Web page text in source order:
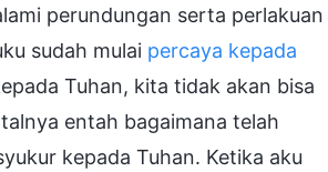
perundungan serta perlakuan
sudah mulai percaya kepada
Tuhan, kita tidak akan bisa
entah bagaimana telah
kepada Tuhan. Ketika aku